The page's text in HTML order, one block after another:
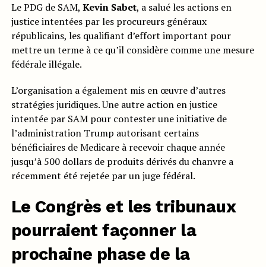
Le PDG de SAM, Kevin Sabet, a salué les actions en
justice intentées par les procureurs généraux
républicains, les qualifiant d’effort important pour
mettre un terme à ce qu’il considère comme une mesure
fédérale illégale.
L’organisation a également mis en œuvre d’autres
stratégies juridiques. Une autre action en justice
intentée par SAM pour contester une initiative de
l’administration Trump autorisant certains
bénéficiaires de Medicare à recevoir chaque année
jusqu’à 500 dollars de produits dérivés du chanvre a
récemment été rejetée par un juge fédéral.
Le Congrès et les tribunaux
pourraient façonner la
prochaine phase de la